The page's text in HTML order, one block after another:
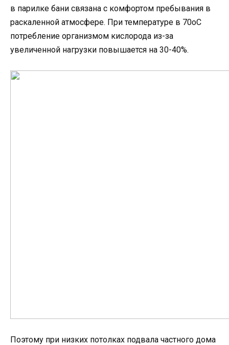
в парилке бани связана с комфортом пребывания в
раскаленной атмосфере. При температуре в 70оС
потребление организмом кислорода из-за
увеличенной нагрузки повышается на 30-40%.
Поэтому при низких потолках подвала частного дома